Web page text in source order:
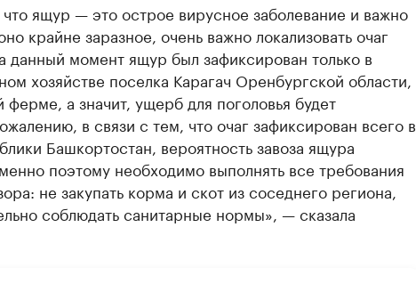
ящур — это острое вирусное заболевание и важно
крайне заразное, очень важно локализовать очаг
данный момент ящур был зафиксирован только в
хозяйстве поселка Карагач Оренбургской области,
ферме, а значит, ущерб для поголовья будет
в связи с тем, что очаг зафиксирован всего в
Башкортостан, вероятность завоза ящура
поэтому необходимо выполнять все требования
не закупать корма и скот из соседнего региона,
соблюдать санитарные нормы», — сказала